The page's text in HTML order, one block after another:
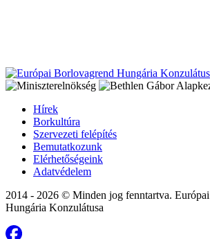
Hírek
Borkultúra
Szervezeti felépítés
Bemutatkozunk
Elérhetőségeink
Adatvédelem
2014 - 2026 © Minden jog fenntartva.
Hungária Konzulátusa